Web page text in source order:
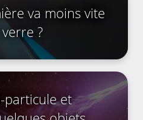
va moins vite
?
particule et